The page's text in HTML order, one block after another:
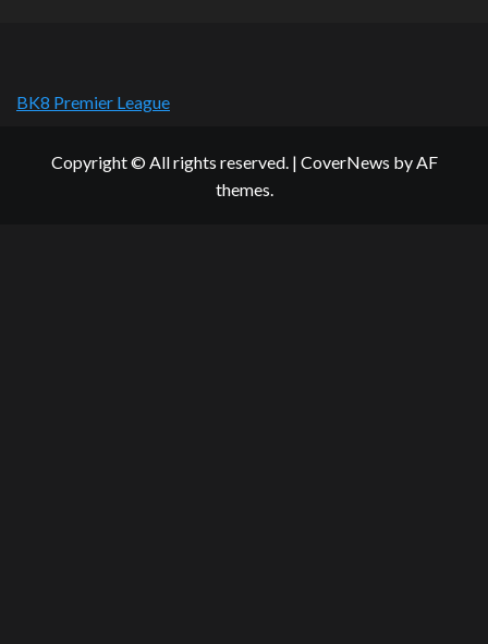
BK8 Premier League
Copyright © All rights reserved. | CoverNews by AF
themes.